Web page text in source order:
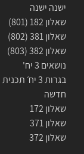
ישנה ישנה
שאלון 182 (801)
שאלון 381 (802)
שאלון 382 (803)
נושאים 3 יח'
בגרות 3 יח׳ תכנית
חדשה
שאלון 172
שאלון 371
שאלון 372